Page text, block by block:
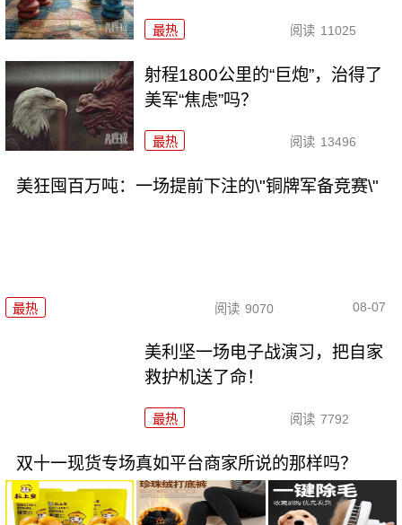
最热 阅读 11025
射程1800公里的“巨炮”，治得了
美军“焦虑”吗？
最热 阅读 13496
美狂囤百万吨：一场提前下注的\"铜牌军备竞赛\"
最热 阅读 9070 08-07
美利坚一场电子战演习，把自家
救护机送了命！
最热 阅读 7792
双十一现货专场真如平台商家所说的那样吗？